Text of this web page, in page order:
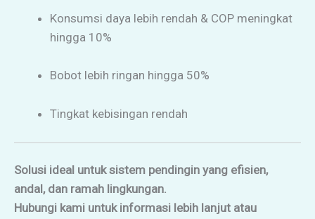
Konsumsi daya lebih rendah & COP meningkat
hingga 10%
Bobot lebih ringan hingga 50%
Tingkat kebisingan rendah
Solusi ideal untuk sistem pendingin yang efisien,
andal, dan ramah lingkungan.
Hubungi kami untuk informasi lebih lanjut atau